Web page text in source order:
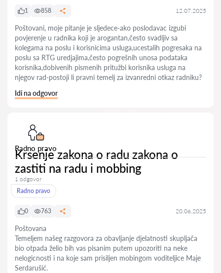
1 858 12.07.2025
Poštovani, moje pitanje je sljedece-ako poslodavac izgubi
povjerenje u radnika koji je arogantan,često svadljiv sa
kolegama na poslu i korisnicima usluga,ucestalih pogresaka na
poslu sa RTG uredjajima,često pogrešnih unosa podataka
korisnika,dobivenih pismenih pritužbi korisnika usluga na
njegov rad-postoji li pravni temelj za izvanredni otkaz radniku?
Idi na odgovor
Radno pravo
Krsenje zakona o radu zakona o
zastiti na radu i mobbing
1 odgovor
Radno pravo
0 763 20.06.2025
Poštovana
Temeljem našeg razgovora za obavljanje djelatnosti skupljača
bio otpada želio bih vas pisanim putem upozoriti na neke
nelogicnosti i na koje sam prisiljen mobingom voditeljice Maje
Serdarušić.